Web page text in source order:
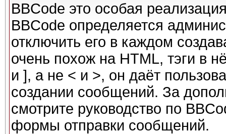
BBCode это особая
BBCode определяется
отключить его в каждом
очень похож на HTML, тэги в
и ], а не < и >, он даёт
создании сообщений. За
смотрите руководство по
формы отправки сообщений.